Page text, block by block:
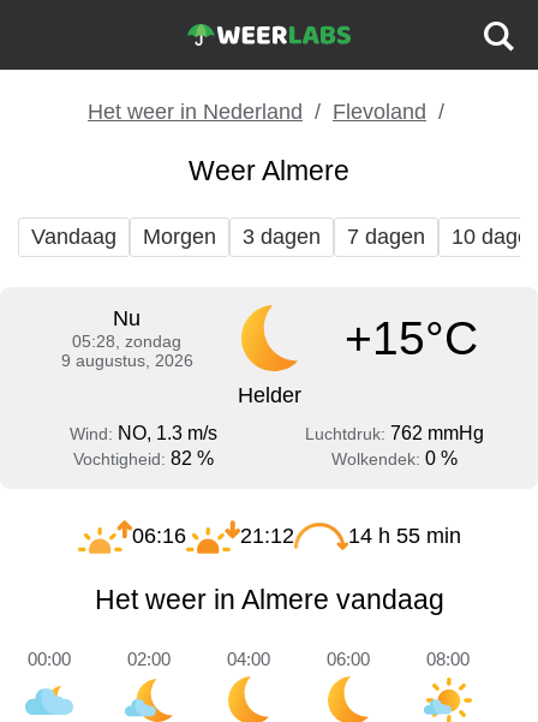
Het weer in Nederland Flevoland
Weer Almere
Vandaag Morgen 3 dagen 7 dagen 10
Nu
05:28, zondag
9 augustus, 2026
+15°C
Helder
Wind: NO, 1.3 m/s Luchtdruk: 762 mmHg
Vochtigheid: 82 % Wolkendek: 0 %
06:16 21:12 14 h 55 min
Het weer in Almere vandaag
00:00 02:00 04:00 06:00 08:00